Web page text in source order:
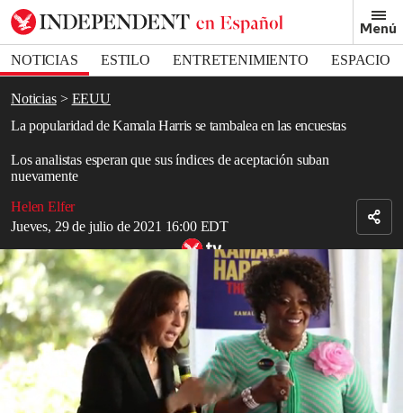
Menú
NOTICIAS ESTILO ENTRETENIMIENTO
ESPACIO
DEPORTES
Noticias
EEUU
La popularidad de Kamala Harris se tambalea en las encuestas
Los analistas esperan que sus índices de aceptación suban
nuevamente
Helen Elfer
Jueves, 29 de julio de 2021 16:00 EDT
Bookmark popover
Removed from bookmarks
Close popover
Kamala Harris, firmeza y diversidad de la primera vicepresidenta de
EE.UU.
Read in English
Seis meses después de ser elegida
vicepresidenta,Kamala Harris
sigue estando por detrás del presidenteJoe Bidenen cuanto a
popularidad, y sus cifras en las encuestas causan cierta
preocupación entre los
demócratas.